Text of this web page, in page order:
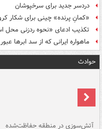
دردسر جدید برای سرخپوشان
«کمانِ پرنده» چینی برای شکار
تکذیب ادعای «نحوه ردزنی محل
ماهواره ایرانی که از سد ابرها
حوادث
آتش‌سوزی در منطقه حفاظت‌شده